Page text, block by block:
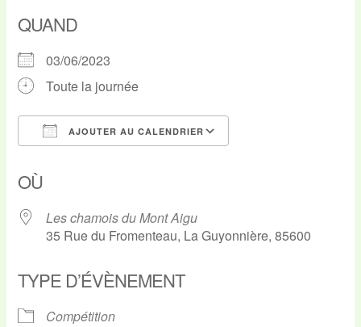
QUAND
03/06/2023
Toute la journée
AJOUTER AU CALENDRIER
OÙ
Les chamois du Mont Aigu
35 Rue du Fromenteau, La Guyonnière, 85600
TYPE D’ÉVÈNEMENT
Compétition